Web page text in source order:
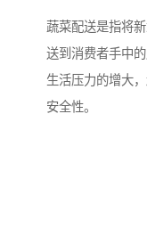
蔬菜配送是指将
送到消费者手中
生活压力的增大
安全性。